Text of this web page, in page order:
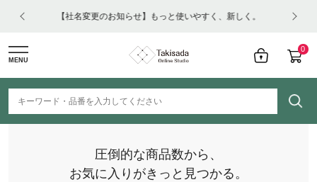
【社名変更のお知らせ】もっと使いやすく、新しく。
0
MENU
圧倒的な商品数から、
お気に入りがきっと見つかる。